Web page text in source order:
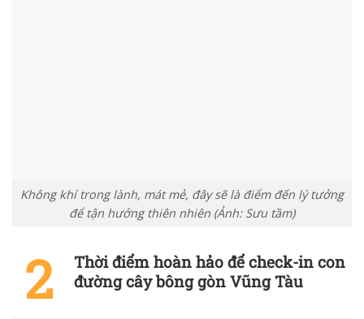
Không khí trong lành, mát mẻ, đây sẽ là điểm đến lý tưởng
để tận hưởng thiên nhiên (Ảnh: Sưu tầm)
Thời điểm hoàn hảo để check-in con
đường cây bông gòn Vũng Tàu